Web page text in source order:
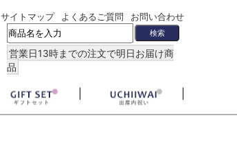
サイトマップ よくあるご質問 お問い合わせ
営業日13時までの注文で明日お届け商
品